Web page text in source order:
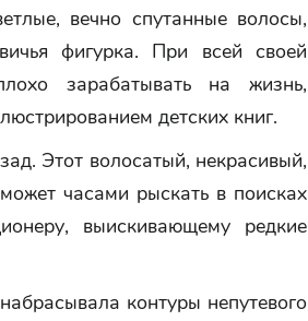
вечно спутанные волосы,
фигурка. При всей своей
зарабатывать на жизнь,
детских книг.
Этот волосатый, некрасивый,
часами рыскать в поисках
выискивающему редкие
контуры непутевого